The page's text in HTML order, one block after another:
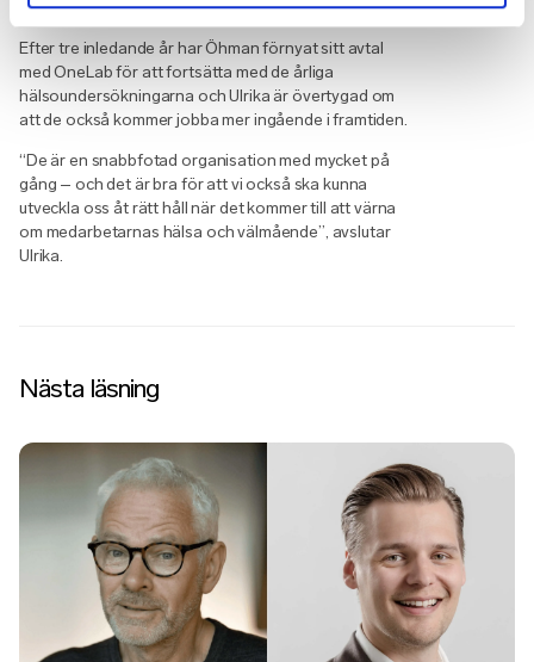
Efter tre inledande år har Öhman förnyat sitt avtal
med OneLab för att fortsätta med de årliga
hälsoundersökningarna och Ulrika är övertygad om
att de också kommer jobba mer ingående i framtiden.
“De är en snabbfotad organisation med mycket på
gång – och det är bra för att vi också ska kunna
utveckla oss åt rätt håll när det kommer till att värna
om medarbetarnas hälsa och välmående”, avslutar
Ulrika.
Nästa läsning